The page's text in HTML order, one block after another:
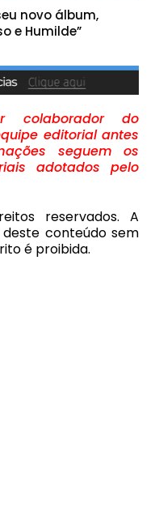
novo álbum,
e Humilde”
colaborador do
editorial antes
seguem os
adotados pelo
reservados. A
conteúdo sem
é proibida.